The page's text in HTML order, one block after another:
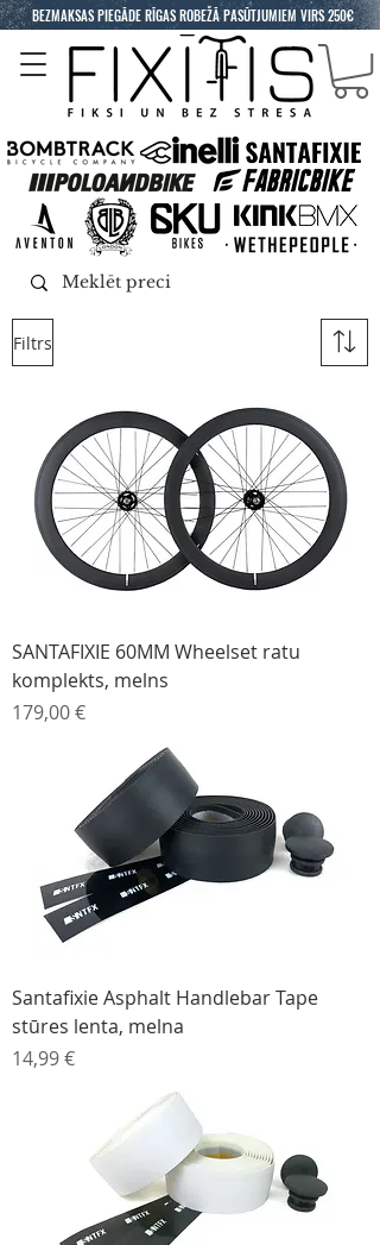
BEZMAKSAS PIEGĀDE RĪGAS ROBEŽĀ PASŪTJUMIEM VIRS 250€
Filtrs
SANTAFIXIE 60MM Wheelset ratu
komplekts, melns
Cena
179,00 €
Santafixie Asphalt Handlebar Tape
stūres lenta, melna
Cena
14,99 €